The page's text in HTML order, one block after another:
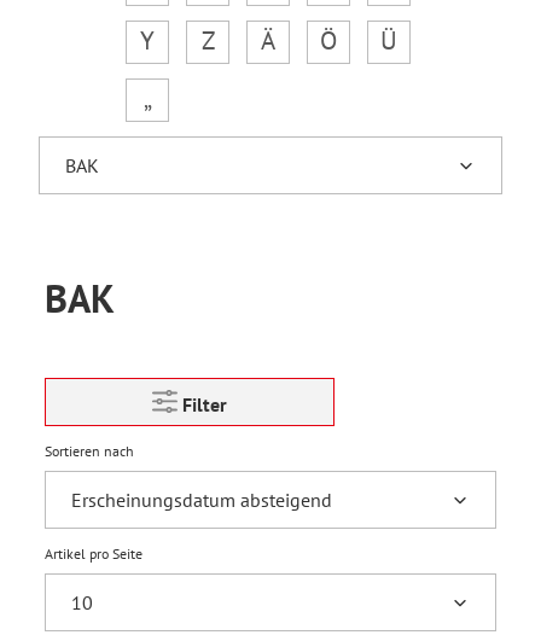
Y
Z Ä Ö
Ü
„
BAK
Filter
Sortieren nach
Artikel pro Seite